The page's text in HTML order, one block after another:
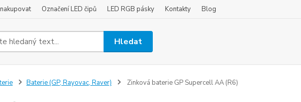
Označení LED čipů LED RGB pásky Kontakty Blog
Hledat
Baterie (GP, Rayovac, Raver) Zinková baterie GP Supercell AA (R6)